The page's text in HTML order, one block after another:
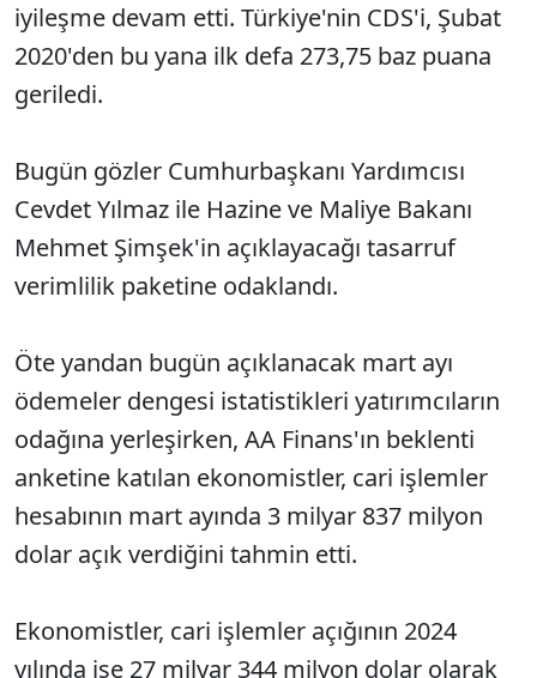
iyileşme devam etti. Türkiye'nin CDS'i, Şubat
2020'den bu yana ilk defa 273,75 baz puana
geriledi.
Bugün gözler Cumhurbaşkanı Yardımcısı
Cevdet Yılmaz ile Hazine ve Maliye Bakanı
Mehmet Şimşek'in açıklayacağı tasarruf
verimlilik paketine odaklandı.
Öte yandan bugün açıklanacak mart ayı
ödemeler dengesi istatistikleri yatırımcıların
odağına yerleşirken, AA Finans'ın beklenti
anketine katılan ekonomistler, cari işlemler
hesabının mart ayında 3 milyar 837 milyon
dolar açık verdiğini tahmin etti.
Ekonomistler, cari işlemler açığının 2024
yılında ise 27 milyar 344 milyon dolar olarak